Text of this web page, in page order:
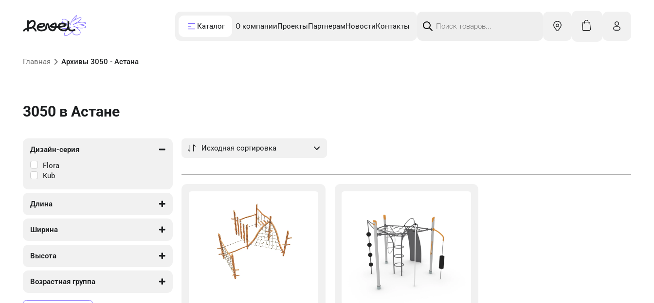
Каталог О компанииПроектыПартнерамНовостиКонтакты
товаров
Главная Архивы 3050 - Астана
3050 в Астане
Дизайн-серия
Flora
Kub
Длина
Ширина
Высота
Возрастная группа